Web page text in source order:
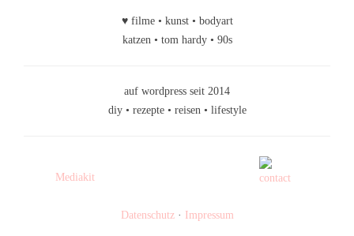
♥ filme • kunst • bodyart
katzen • tom hardy • 90s
auf wordpress seit 2014
diy • rezepte • reisen • lifestyle
Mediakit
Datenschutz· Impressum